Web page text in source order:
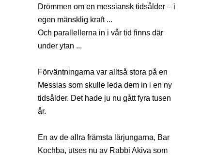
Drömmen om en messiansk tidsålder – i
egen mänsklig kraft ...
Och parallellerna in i vår tid finns där
under ytan ...
Förväntningarna var alltså stora på en
Messias som skulle leda dem in i en ny
tidsålder. Det hade ju nu gått fyra tusen
år.
En av de allra främsta lärjungarna, Bar
Kochba, utses nu av Rabbi Akiva som